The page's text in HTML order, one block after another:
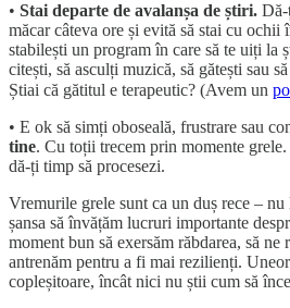
• Stai departe de avalanșa de știri. Dă-
măcar câteva ore și evită să stai cu ochii
stabilești un program în care să te uiți la
citești, să asculți muzică, să gătești sau
Știai că gătitul e terapeutic? (Avem un
• E ok să simți oboseală, frustrare sau
tine. Cu toții trecem prin momente
dă-ți timp să procesezi.
Vremurile grele sunt ca un duș rece –
șansa să învățăm lucruri importante
moment bun să exersăm răbdarea, să ne
antrenăm pentru a fi mai rezilienți.
copleșitoare, încât nici nu știi cum să